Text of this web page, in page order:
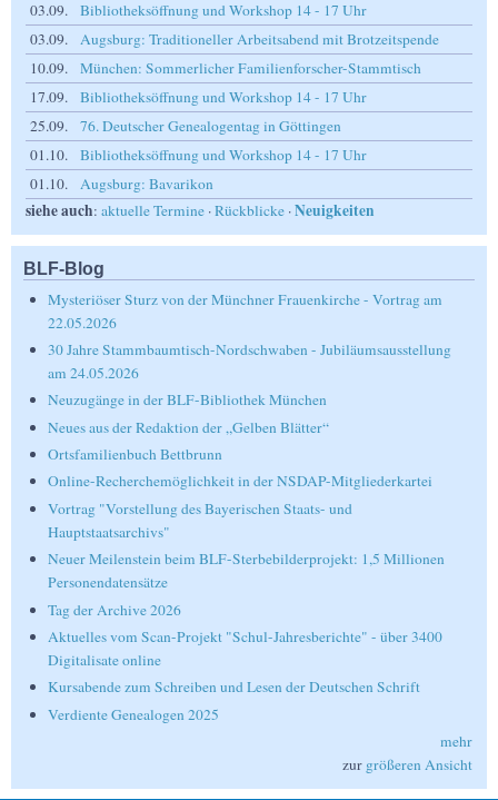
03.09.
Bibliotheksöffnung und Workshop 14 - 17 Uhr
03.09.
Augsburg: Traditioneller Arbeitsabend mit Brotzeitspende
10.09.
München: Sommerlicher Familienforscher-Stammtisch
17.09.
Bibliotheksöffnung und Workshop 14 - 17 Uhr
25.09.
76. Deutscher Genealogentag in Göttingen
01.10.
Bibliotheksöffnung und Workshop 14 - 17 Uhr
01.10.
Augsburg: Bavarikon
siehe auch: aktuelle Termine ·Rückblicke ·Neuigkeiten
BLF-Blog
Mysteriöser Sturz von der Münchner Frauenkirche - Vortrag am
22.05.2026
30 Jahre Stammbaumtisch-Nordschwaben - Jubiläumsausstellung
am 24.05.2026
Neuzugänge in der BLF-Bibliothek München
Neues aus der Redaktion der „Gelben Blätter“
Ortsfamilienbuch Bettbrunn
Online-Recherchemöglichkeit in der NSDAP-Mitgliederkartei
Vortrag "Vorstellung des Bayerischen Staats- und
Hauptstaatsarchivs"
Neuer Meilenstein beim BLF-Sterbebilderprojekt: 1,5 Millionen
Personendatensätze
Tag der Archive 2026
Aktuelles vom Scan-Projekt "Schul-Jahresberichte" - über 3400
Digitalisate online
Kursabende zum Schreiben und Lesen der Deutschen Schrift
Verdiente Genealogen 2025
mehr
zur größeren Ansicht